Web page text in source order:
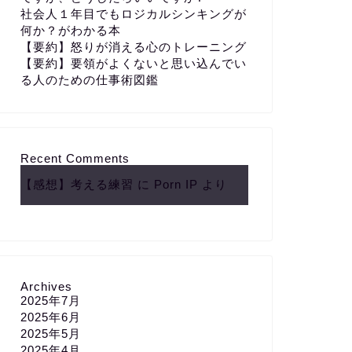
社会人１年目でもロジカルシンキングが
何か？がわかる本
【要約】怒りが消える心のトレーニング
【要約】要領がよくないと思い込んでい
る人のための仕事術図鑑
Recent Comments
【感想】考える練習 に Porn IP より
Archives
2025年7月
2025年6月
2025年5月